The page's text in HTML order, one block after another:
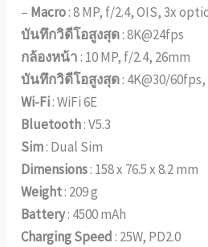
– Macro: 8 MP, f/2.4, OIS, 3x
บันทึกวิดีโอสูงสุด: 8K@24fps
กล้องหน้า: 10 MP, f/2.4, 26mm
บันทึกวิดีโอสูงสุด: 4K@30/
Wi-Fi: WiFi 6E
Bluetooth: V5.3
Sim: Dual Sim
Dimensions: 158 x 76.5 x 8.2 mm
Weight: 209 g
Battery: 4500 mAh
Charging Speed: 25W, PD2.0